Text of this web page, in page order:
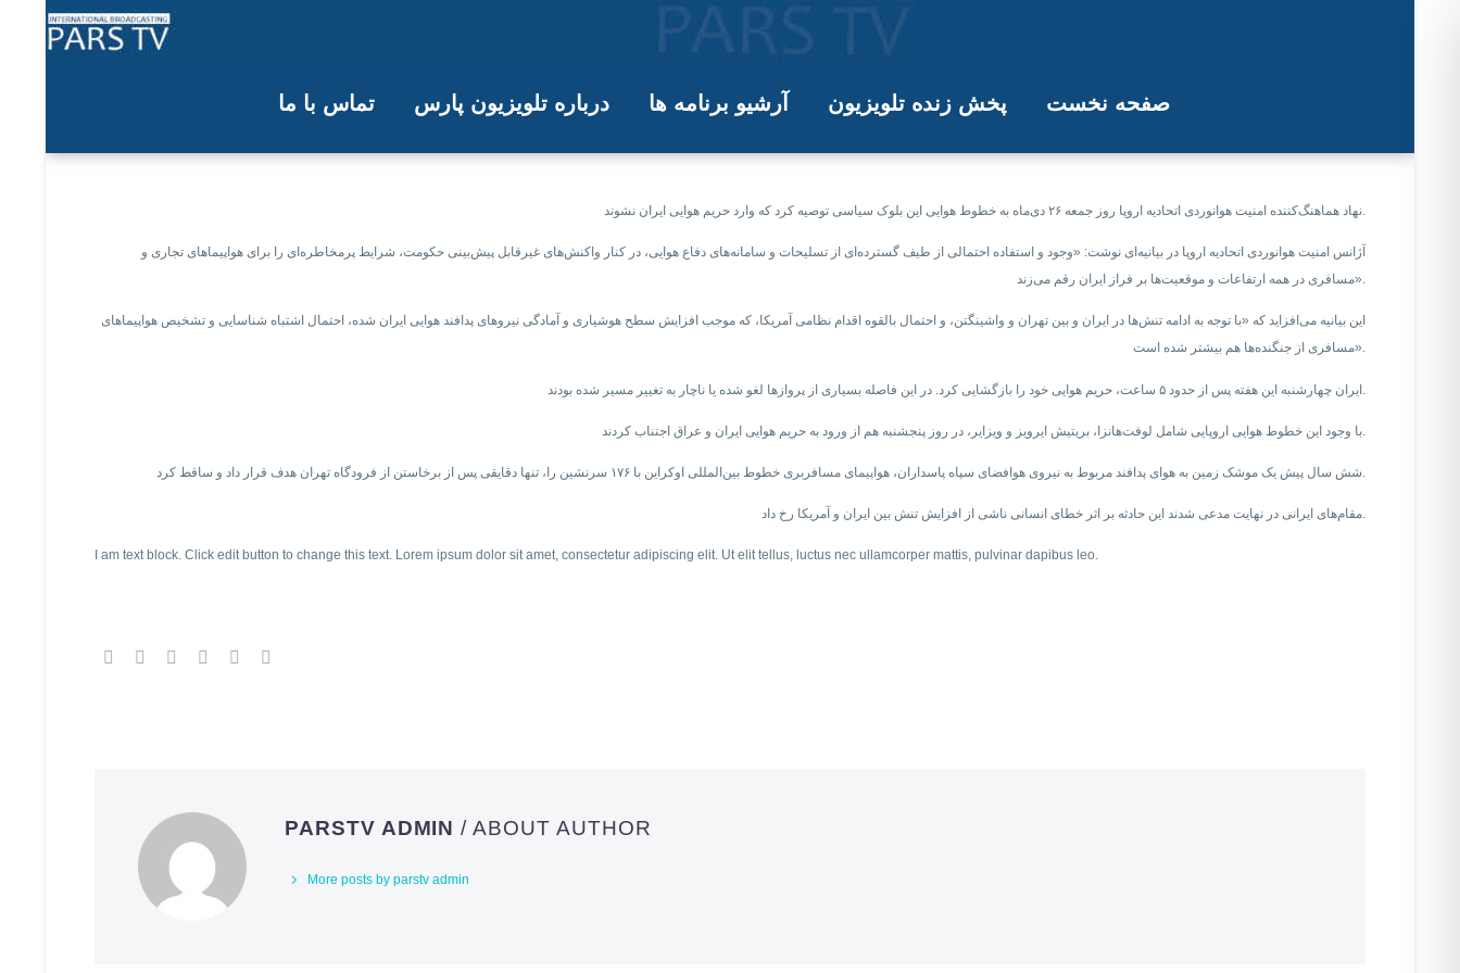
تماس با ما درباره تلویزیون پارس آرشیو برنامه ها پخش زنده تلویزیون صفحه نخست
نهاد هوانوردی اتحادیه اروپا: هواپیماها وارد حریم هوایی ایران نشوند
نهاد هماهنگ‌کننده امنیت هوانوردی اتحادیه اروپا روز جمعه ۲۶ دی‌ماه به خطوط هوایی این بلوک سیاسی توصیه کرد که وارد حریم هوایی ایران نشوند.
آژانس امنیت هوانوردی اتحادیه اروپا در بیانیه‌ای نوشت: «وجود و استفاده احتمالی از طیف گسترده‌ای از تسلیحات و سامانه‌های دفاع هوایی، در کنار واکنش‌های غیرقابل پیش‌بینی حکومت، شرایط پرمخاطره‌ای را برای هواپیماهای تجاری و
مسافری در همه ارتفاعات و موقعیت‌ها بر فراز ایران رقم می‌زند».
این بیانیه می‌افزاید که «با توجه به ادامه تنش‌ها در ایران و بین تهران و واشینگتن، و احتمال بالقوه اقدام نظامی آمریکا، که موجب افزایش سطح هوشیاری و آمادگی نیروهای پدافند هوایی ایران شده، احتمال اشتباه شناسایی و تشخیص هواپیماهای
مسافری از جنگنده‌ها هم بیشتر شده است».
شش سال پیش یک موشک زمین به هوای پدافند مربوط به نیروی هوافضای سپاه پاسداران، هواپیمای مسافربری خطوط بین‌المللی اوکراین با ۱۷۶ سرنشین را، تنها دقایقی پس از برخاستن از فرودگاه تهران هدف قرار داد و ساقط کرد.
مقام‌های ایرانی در نهایت مدعی شدند این حادثه بر اثر خطای انسانی ناشی از افزایش تنش بین ایران و آمریکا رخ داد.
I am text block. Click edit button to change this text. Lorem ipsum dolor sit amet, consectetur adipiscing elit. Ut elit tellus, luctus nec ullamcorper mattis, pulvinar dapibus leo.
PARSTV ADMIN/ ABOUT AUTHOR
More posts by parstv admin